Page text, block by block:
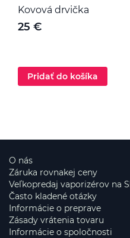
Kovová drvička
25 €
Pridať do košíka
O nás
Záruka rovnakej ceny
Veľkopredaj vaporizérov na
Často kladené otázky
Informácie o preprave
Zásady vrátenia tovaru
Informácie o spoločnosti